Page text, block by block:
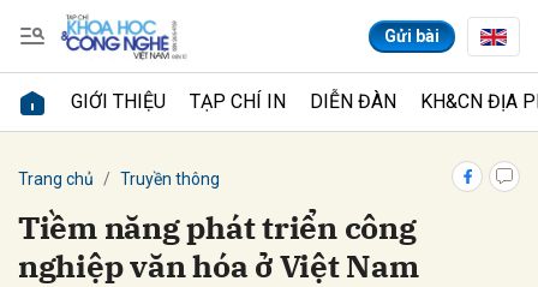
Gửi bài
GIỚI THIỆU TẠP CHÍ IN DIỄN ĐÀN KH&CN ĐỊA
Trang chủ Truyền thông
Tiềm năng phát triển công
nghiệp văn hóa ở Việt Nam
Gửi bình luận